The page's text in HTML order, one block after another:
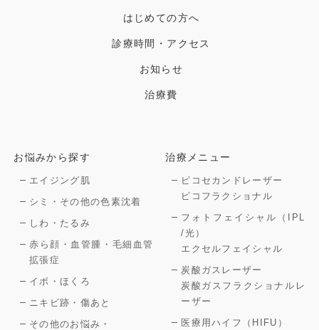
はじめての方へ
診療時間・アクセス
お知らせ
治療費
お悩みから探す
エイジング肌
シミ・その他の色素沈着
しわ・たるみ
赤ら顔・血管腫・毛細血管
拡張症
イボ・ほくろ
ニキビ跡・傷あと
その他のお悩み・
治療メニュー
ピコセカンドレーザー
ピコフラクショナル
フォトフェイシャル（IPL
/光）
エクセルフェイシャル
炭酸ガスレーザー
炭酸ガスフラクショナルレ
ーザー
医療用ハイフ（HIFU）